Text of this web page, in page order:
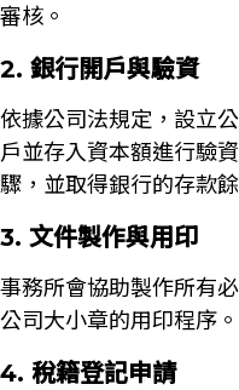
審核。
2. 銀行開戶與驗資
依據公司法規定，設立
戶並存入資本額進行驗
驟，並取得銀行的存款
3. 文件製作與用印
事務所會協助製作所有
公司大小章的用印程序。
4. 稅籍登記申請